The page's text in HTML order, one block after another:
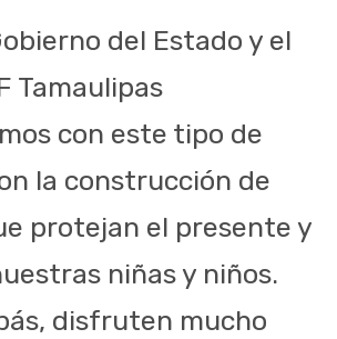
del Estado y el
Tamaulipas
con este tipo de
la construcción de
protejan el presente y
niñas y niños.
, disfruten mucho